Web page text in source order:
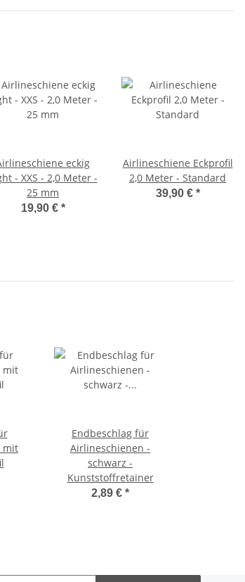
eckig
- XXS - 2,0 Meter -
25 mm
19,90 € *
Airlineschiene Eckprofil
2,0 Meter - Standard
39,90 € *
mit
Endbeschlag für
Airlineschienen -
schwarz -
Kunststoffretainer
2,89 € *